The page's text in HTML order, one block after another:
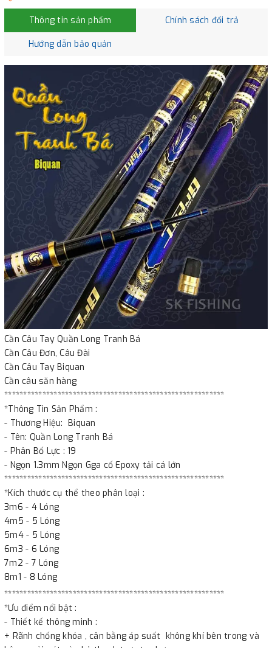
Thông tin sản phẩm Chính sách đổi trả
Hướng dẫn bảo quản
Cần Câu Tay Quần Long Tranh Bá
Cần Câu Đơn, Câu Đài
Cần Câu Tay Biquan
Cần câu săn hàng
**********************************************************
*Thông Tin Sản Phẩm :
- Thương Hiệu: Biquan
- Tên: Quần Long Tranh Bá
- Phân Bố Lực : 19
- Ngọn 1.3mm Ngọn Gga cố Epoxy tải cá lớn
**********************************************************
*Kích thước cụ thể theo phân loại :
3m6 - 4 Lóng
4m5 - 5 Lóng
5m4 - 5 Lóng
6m3 - 6 Lóng
7m2 - 7 Lóng
8m1 - 8 Lóng
**********************************************************
*Ưu điểm nổi bật :
- Thiết kế thông minh :
+ Rãnh chống khóa , cân bằng áp suất không khí bên trong và